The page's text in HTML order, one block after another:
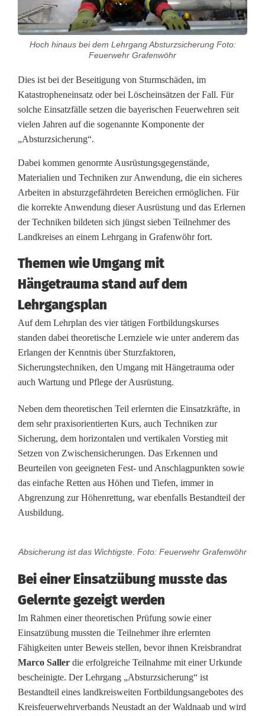
g
b
s
t
u
r
z
s
i
c
h
e
r
u
n
b
e
i
d
e
F
e
u
e
r
w
e
h
Hoch hinaus bei dem Lehrgang Absturzsicherung Foto:
Feuerwehr Grafenwöhr
Dies ist bei der Beseitigung von Sturmschäden, im
Katastropheneinsatz oder bei Löscheinsätzen der Fall. Für
solche Einsatzfälle setzen die bayerischen Feuerwehren seit
vielen Jahren auf die sogenannte Komponente der
„Absturzsicherung“.
Dabei kommen genormte Ausrüstungsgegenstände,
Materialien und Techniken zur Anwendung, die ein sicheres
Arbeiten in absturzgefährdeten Bereichen ermöglichen. Für
die korrekte Anwendung dieser Ausrüstung und das Erlernen
der Techniken bildeten sich jüngst sieben Teilnehmer des
Landkreises an einem Lehrgang in Grafenwöhr fort.
Themen wie Umgang mit
Hängetrauma stand auf dem
Lehrgangsplan
Auf dem Lehrplan des vier tätigen Fortbildungskurses
standen dabei theoretische Lernziele wie unter anderem das
Erlangen der Kenntnis über Sturzfaktoren,
Sicherungstechniken, den Umgang mit Hängetrauma oder
auch Wartung und Pflege der Ausrüstung.
Neben dem theoretischen Teil erlernten die Einsatzkräfte, in
dem sehr praxisorientierten Kurs, auch Techniken zur
Sicherung, dem horizontalen und vertikalen Vorstieg mit
Setzen von Zwischensicherungen. Das Erkennen und
Beurteilen von geeigneten Fest- und Anschlagpunkten sowie
das einfache Retten aus Höhen und Tiefen, immer in
Abgrenzung zur Höhenrettung, war ebenfalls Bestandteil der
Ausbildung.
Absicherung ist das Wichtigste. Foto: Feuerwehr Grafenwöhr
Bei einer Einsatzübung musste das
Gelernte gezeigt werden
Im Rahmen einer theoretischen Prüfung sowie einer
Einsatzübung mussten die Teilnehmer ihre erlernten
Fähigkeiten unter Beweis stellen, bevor ihnen Kreisbrandrat
Marco Saller die erfolgreiche Teilnahme mit einer Urkunde
bescheinigte. Der Lehrgang „Absturzsicherung“ ist
Bestandteil eines landkreisweiten Fortbildungsangebotes des
Kreisfeuerwehrverbands Neustadt an der Waldnaab und wird